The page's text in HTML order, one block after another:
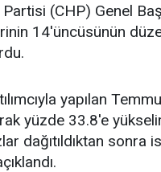
(CHP) Genel
14'üncüsünün
yapılan
yüzde 33.8'e
dağıtıldıktan